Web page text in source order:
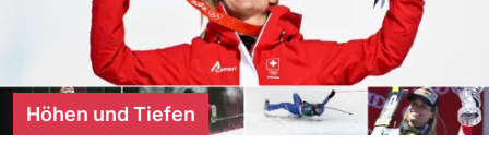
Höhen und Tiefen